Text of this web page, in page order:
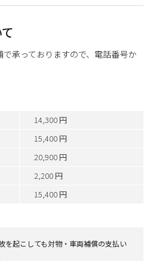
承っておりますので、電話番号か
14,300 円
15,400 円
20,900 円
2,200 円
15,400 円
を起こしても対物・車両補償の支払い